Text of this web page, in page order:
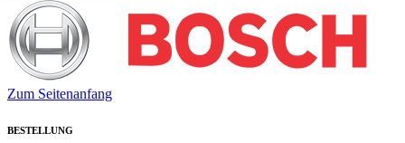
Zum Seitenanfang
BESTELLUNG